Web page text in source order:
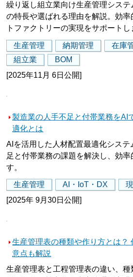
繰り返し組立業向け生産管理システ
の特長や選ばれる理由を解説。効
トファクトリーの実現をサポートし
生産管理 納期管理 在庫
組立業
BOM
[2025年11月 6日公開]
製造業の人手不足と付帯業務をAI
適化とは
AIを活用した人材配置最適化システ
足と付帯業務の課題を解決し、効率
す。
生産管理 AI・IoT・DX
[2025年 9月30日公開]
生産管理表の種類や作り方とは？
意点も解説
生産管理表と工程管理表の違い、